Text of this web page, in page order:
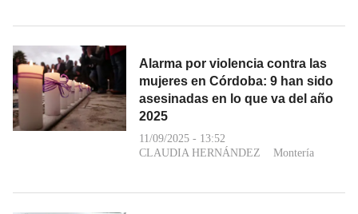
Alarma por violencia contra las
mujeres en Córdoba: 9 han sido
asesinadas en lo que va del año
2025
11/09/2025 - 13:52
CLAUDIA HERNÁNDEZ
Montería